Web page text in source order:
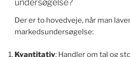
undersøgelse?
Der er to hovedveje, når man
markedsundersøgelse:
Kvantitativ: Handler om tal og